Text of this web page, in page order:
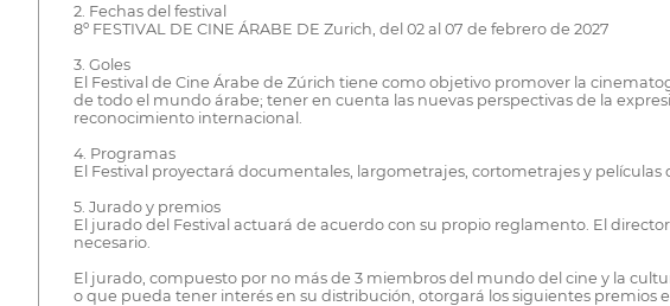
2. Fechas del festival
8º FESTIVAL DE CINE ÁRABE DE Zurich, del 02 al 07 de febrero de 2027
3. Goles
El Festival de Cine Árabe de Zúrich tiene como objetivo promover la
de todo el mundo árabe; tener en cuenta las nuevas perspectivas de la
reconocimiento internacional.
4. Programas
El Festival proyectará documentales, largometrajes, cortometrajes y
5. Jurado y premios
El jurado del Festival actuará de acuerdo con su propio reglamento. El
necesario.
El jurado, compuesto por no más de 3 miembros del mundo del cine y la
o que pueda tener interés en su distribución, otorgará los siguientes premios